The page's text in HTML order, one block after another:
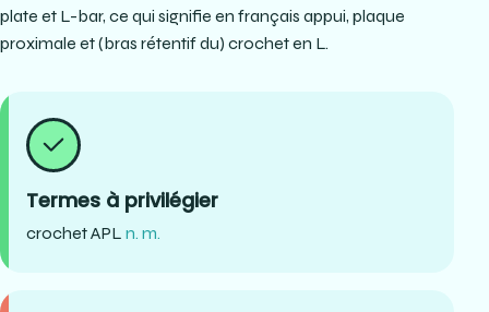
plate et L-bar, ce qui signifie en français appui, plaque
proximale et (bras rétentif du) crochet en L.
Termes à privilégier
crochet APL n. m.